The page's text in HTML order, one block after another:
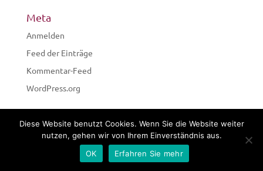
Meta
Anmelden
Feed der Einträge
Kommentar-Feed
WordPress.org
Diese Website benutzt Cookies. Wenn Sie die Website weiter
nutzen, gehen wir von Ihrem Einverständnis aus.
OK
Erfahren Sie mehr